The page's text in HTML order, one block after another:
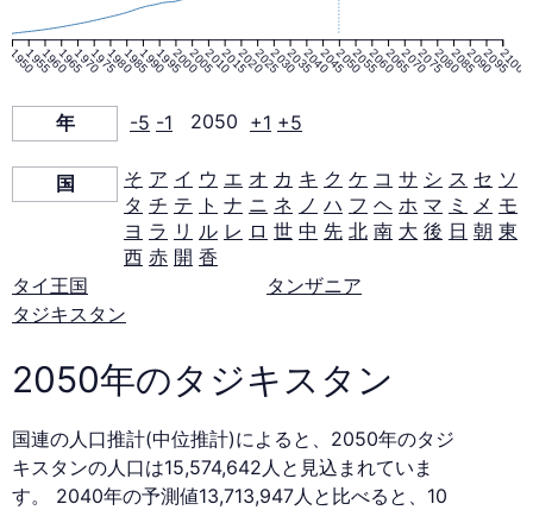
ラ
ミ
ッ
2050
年
1950195519601965197019751980198519901995200020052010201520202025203020352040204520502055206020652070207520802085209020952100
年 -5 -1 2050 +1 +5
国 そ ア イ ウ エ オ カ キ ク ケ コ サ シ ス セ ソ
タ チ テ ト ナ ニ ネ ノ ハ フ ヘ ホ マ ミ メ モ
ヨ ラ リ ル レ ロ 世 中 先 北 南 大 後 日 朝 東
西 赤 開 香
タイ王国
タジキスタン
タンザニア
2050年のタジキスタン
国連の人口推計(中位推計)によると、2050年のタジ
キスタンの人口は15,574,642人と見込まれていま
す。 2040年の予測値13,713,947人と比べると、10